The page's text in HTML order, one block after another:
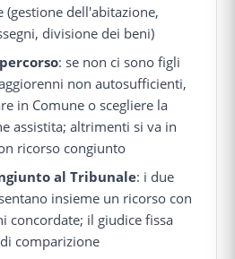
(gestione dell'abitazione,
divisione dei beni)
: se non ci sono figli
non autosufficienti,
in Comune o scegliere la
assistita; altrimenti si va in
ricorso congiunto
al Tribunale: i due
insieme un ricorso con
concordate; il giudice fissa
comparizione